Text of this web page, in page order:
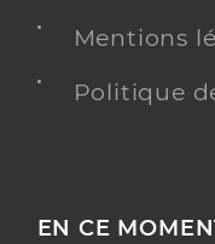
Mentions
Politique
EN CE